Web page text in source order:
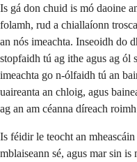
Is gá don chuid is mó daoine
folamh, rud a chiallaíonn
an nós imeachta. Inseoidh do
stopfaidh tú ag ithe agus ag ól
imeachta go n-ólfaidh tú an
uaireanta an chloig, agus
ag an am céanna díreach
Is féidir le teocht an
mblaiseann sé, agus mar sin